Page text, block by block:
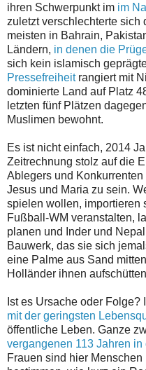
ihren Schwerpunkt im im
zuletzt verschlechterte sich
meisten in Bahrain,
Ländern, in denen die
sich kein islamisch
Pressefreiheit rangiert mit
dominierte Land auf Platz
letzten fünf Plätzen
Muslimen bewohnt.
Es ist nicht einfach, 2014
Zeitrechnung stolz auf die
Ablegers und
Jesus und Maria zu sein.
spielen wollen, importieren
Fußball-WM veranstalten,
planen und Inder und
Bauwerk, das sie sich
eine Palme aus Sand
Holländer ihnen
Ist es Ursache oder
mit der geringsten
öffentliche Leben. Ganze
vergangenen 113 Jahren
Frauen sind hier